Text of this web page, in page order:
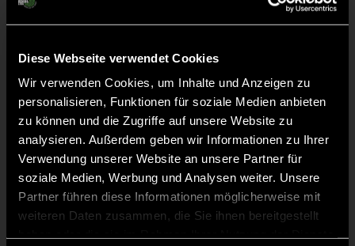
Diese Webseite verwendet Cookies
Wir verwenden Cookies, um Inhalte und Anzeigen zu
personalisieren, Funktionen für soziale Medien anbieten
zu können und die Zugriffe auf unsere Website zu
analysieren. Außerdem geben wir Informationen zu Ihrer
Verwendung unserer Website an unsere Partner für
soziale Medien, Werbung und Analysen weiter. Unsere
Partner führen diese Informationen möglicherweise mit
weiteren Daten zusammen, die Sie ihnen bereitgestellt
Wohlschläger
Felix
Koester
Staff